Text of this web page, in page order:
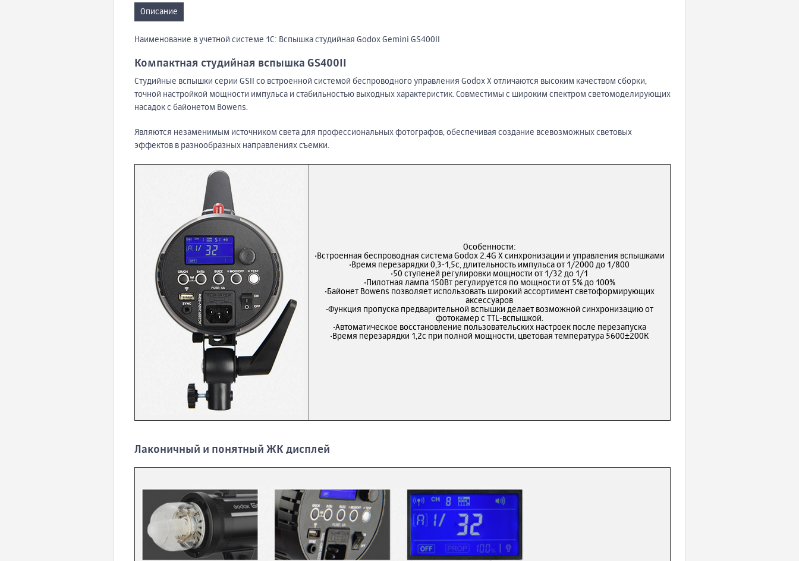
Описание
Наименование в учётной системе 1С: Вспышка студийная Godox Gemini GS400II
Компактная студийная вспышка GS400II
Студийные вспышки серии GSII со встроенной системой беспроводного управления Godox X отличаются высоким качеством сборки,
точной настройкой мощности импульса и стабильностью выходных характеристик. Совместимы с широким спектром светомоделирующих
насадок с байонетом Bowens.
Являются незаменимым источником света для профессиональных фотографов, обеспечивая создание всевозможных световых
эффектов в разнообразных направлениях съемки.
Особенности:
·Встроенная беспроводная система Godox 2.4G X синхронизации и управления вспышками
·Время перезарядки 0,3-1,5с, длительность импульса от 1/2000 до 1/800
·50 ступеней регулировки мощности от 1/32 до 1/1
·Пилотная лампа 150Вт регулируется по мощности от 5% до 100%
·Байонет Bowens позволяет использовать широкий ассортимент светоформирующих
аксессуаров
·Функция пропуска предварительной вспышки делает возможной синхронизацию от
фотокамер с TTL-вспышкой.
·Автоматическое восстановление пользовательских настроек после перезапуска
·Время перезарядки 1,2с при полной мощности, цветовая температура 5600±200К
Лаконичный и понятный ЖК дисплей